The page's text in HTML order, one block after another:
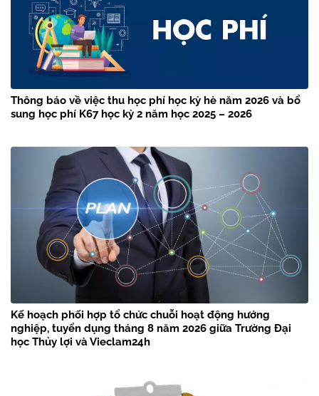
Thông báo về việc thu học phí học kỳ hè năm 2026 và bổ
sung học phí K67 học kỳ 2 năm học 2025 – 2026
Kế hoạch phối hợp tổ chức chuỗi hoạt động hướng
nghiệp, tuyển dụng tháng 8 năm 2026 giữa Trường Đại
học Thủy lợi và Vieclam24h